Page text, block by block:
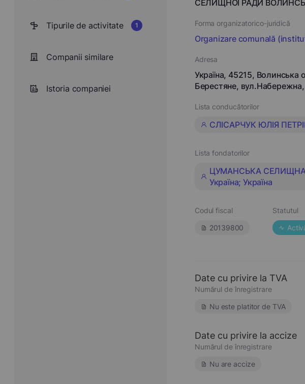
Tipurile de activitate 1
Companii similare
Istoria companiei
СЕЛИЩНОЇ РАДИ
Forma organizatorico-juridică
Organizare comunală
Adresa
Україна, 45215,
Берестяне,
Lista conducătorilor
СЛІСАРЧУК ЮЛІЯ
Lista fondatorilor
ЦУМАНСЬКА СЕЛИЩНА
Україна; Україна
Codul fiscal
20139800
Statutul
Date cu privire la TVA
Numărul de înregistrare
Nu este platitor de TVA
Date cu privire la accize
Numărul de înregistrare
Nu are accize